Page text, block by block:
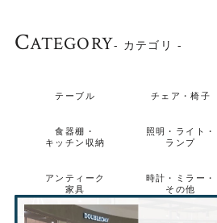
◎DOUBLEDAYの主な取り扱いソ
▶
CATEGORY- カテゴリ -
テーブル チェア・椅子
食器棚・
キッチン収納
照明・ライト・
ランプ
アンティーク
家具
時計・ミラー・
その他